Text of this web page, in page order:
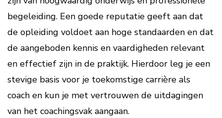
begeleiding. Een goede reputatie geeft aan dat
de opleiding voldoet aan hoge standaarden en dat
de aangeboden kennis en vaardigheden relevant
en effectief zijn in de praktijk. Hierdoor leg je een
stevige basis voor je toekomstige carrière als
coach en kun je met vertrouwen de uitdagingen
van het coachingsvak aangaan.